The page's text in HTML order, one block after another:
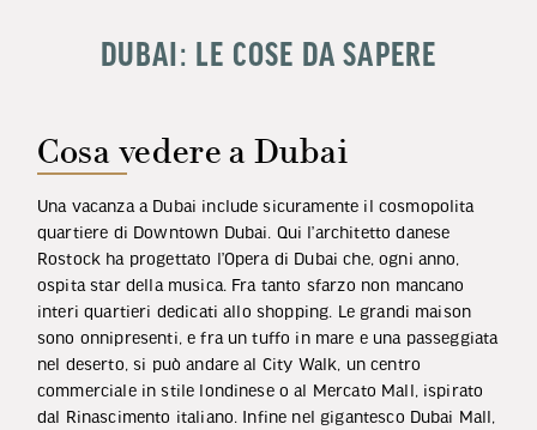
DUBAI: LE COSE DA SAPERE
Cosa vedere a Dubai
Una vacanza a Dubai include sicuramente il cosmopolita
quartiere di Downtown Dubai. Qui l’architetto danese
Rostock ha progettato l’Opera di Dubai che, ogni anno,
ospita star della musica. Fra tanto sfarzo non mancano
interi quartieri dedicati allo shopping. Le grandi maison
sono onnipresenti, e fra un tuffo in mare e una passeggiata
nel deserto, si può andare al City Walk, un centro
commerciale in stile londinese o al Mercato Mall, ispirato
dal Rinascimento italiano. Infine nel gigantesco Dubai Mall,